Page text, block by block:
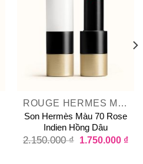
ROUGE HERMES MATTE LIPSTICK
Son Hermès Màu 70 Rose
Indien Hồng Dâu
2.150.000₫ 1.750.000 ₫